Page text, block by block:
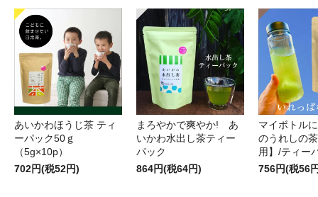
あいかわほうじ茶 ティ
ーパック50ｇ
（5g×10p）
702円(税52円)
まろやかで爽やか! あ
いかわ水出し茶ティー
パック
864円(税64円)
マイボトル
のうれしの
用】/ティー
756円(税56